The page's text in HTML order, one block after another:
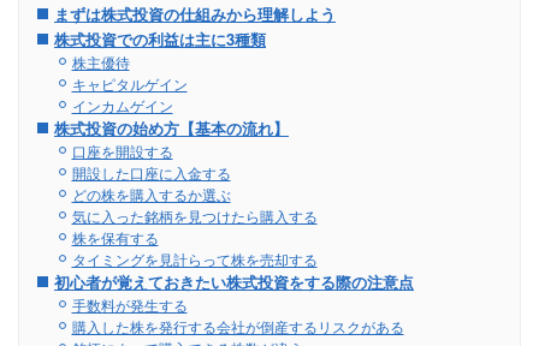
まずは株式投資の仕組みから理解しよう
株式投資での利益は主に3種類
株主優待
キャピタルゲイン
インカムゲイン
株式投資の始め方【基本の流れ】
口座を開設する
開設した口座に入金する
どの株を購入するか選ぶ
気に入った銘柄を見つけたら購入する
株を保有する
タイミングを見計らって株を売却する
初心者が覚えておきたい株式投資をする際の注意点
手数料が発生する
購入した株を発行する会社が倒産するリスクがある